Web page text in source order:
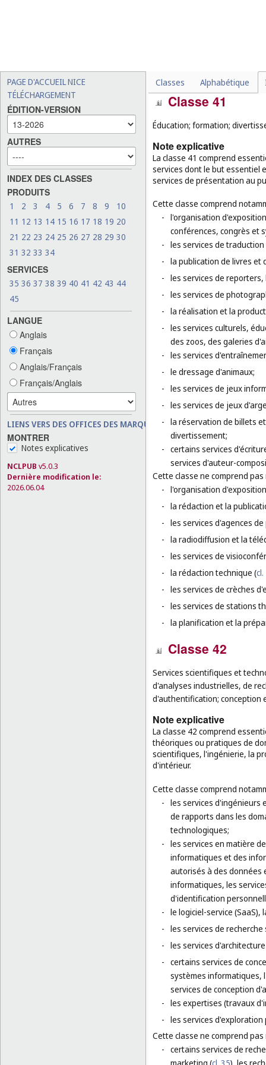
PAGE D'ACCUEIL NICE
TÉLÉCHARGEMENT
ÉDITION-VERSION
AUTRES
INDEX DES CLASSES
PRODUITS
1 2 3 4 5 6 7 8 9
10
11 12 13 14 15 16 17 18 19 20
21 22 23 24 25 26 27 28 29 30
31 32 33 34
SERVICES
35 36 37 38 39 40 41 42 43 44
45
LANGUE
Anglais
Français
Anglais/Français
Français/Anglais
LIENS VERS DES OFFICES DES MARQUES
MONTRER
Notes explicatives
NCLPUB v5.0.3
Dernière modification le:
2026.06.04
Classes Alphabétique
la décoration de
Classe 41
Éducation; formation;
Note explicative
La classe 41 comprend
services dont le but essentiel
services de présentation au
Cette classe comprend
- l'organisation
conférences, congrès et
- les services de
- la publication de livres
- les services de
- les services de
- la réalisation et la
- les services culturels,
des zoos, des galeries
- les services
- le dressage d'animaux;
- les services de jeux
- les services de jeux
- la réservation de billets
divertissement;
- certains services
services d'auteur-
Cette classe ne comprend
- l'organisation
- la rédaction et la
- les services d'agences de
- la radiodiffusion et la
- les services de
- la rédaction technique (
- les services de crèches
- les services de stations
- la planification et la
Classe 42
Services scientifiques et
d'analyses industrielles, de
d'authentification; conception
Note explicative
La classe 42 comprend
théoriques ou pratiques de
scientifiques, l'ingénierie, la
d'intérieur.
Cette classe comprend
- les services d'ingénieurs
de rapports dans les
technologiques;
- les services en matière
informatiques et des
autorisés à des données
informatiques, les
d'identification
- le logiciel-service
- les services de
- les services
- certains services de
systèmes informatiques,
services de conception
- les expertises (travaux
- les services
Cette classe ne comprend
- certains services de
marketing (cl. 35), les